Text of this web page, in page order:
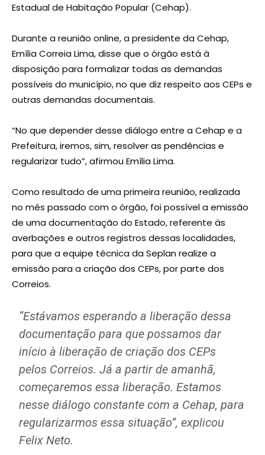
Estadual de Habitação Popular (Cehap).
Durante a reunião online, a presidente da Cehap,
Emília Correia Lima, disse que o órgão está à
disposição para formalizar todas as demandas
possíveis do município, no que diz respeito aos CEPs e
outras demandas documentais.
“No que depender desse diálogo entre a Cehap e a
Prefeitura, iremos, sim, resolver as pendências e
regularizar tudo”, afirmou Emília Lima.
Como resultado de uma primeira reunião, realizada
no mês passado com o órgão, foi possível a emissão
de uma documentação do Estado, referente às
averbações e outros registros dessas localidades,
para que a equipe técnica da Seplan realize a
emissão para a criação dos CEPs, por parte dos
Correios.
“Estávamos esperando a liberação dessa
documentação para que possamos dar
início à liberação de criação dos CEPs
pelos Correios. Já a partir de amanhã,
começaremos essa liberação. Estamos
nesse diálogo constante com a Cehap, para
regularizarmos essa situação”, explicou
Felix Neto.